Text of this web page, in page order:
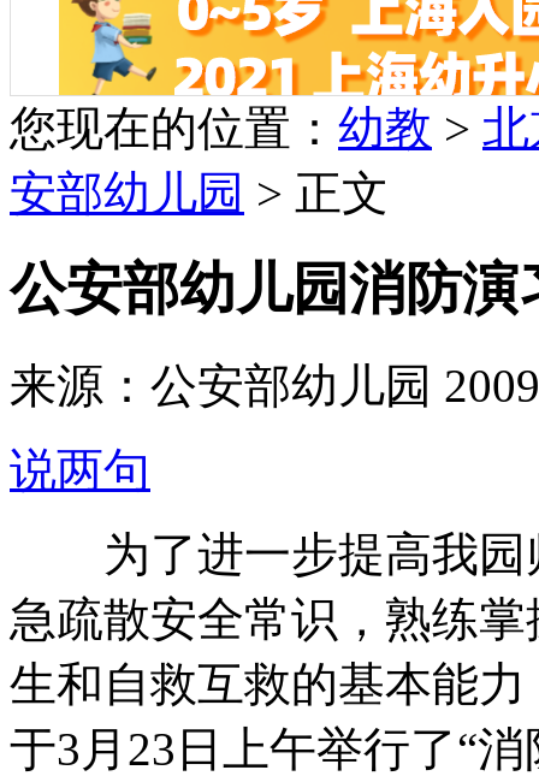
您现在的位置： 幼教 >
安部幼儿园 > 正文
公安部幼儿园消防演
来源：公安部幼儿园
说两句
为了进一步提高我园
急疏散安全常识，熟练
生和自救互救的基本能
于3月23日上午举行了“